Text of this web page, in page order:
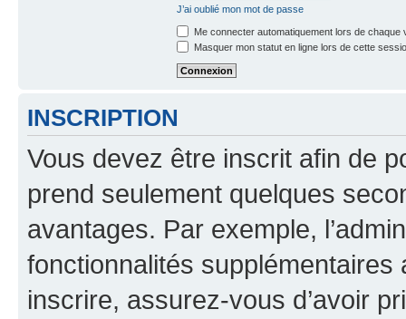
J’ai oublié mon mot de passe
Me connecter automatiquement lors de chaque
Masquer mon statut en ligne lors de cette
INSCRIPTION
Vous devez être inscrit afin de
prend seulement quelques
avantages. Par exemple,
fonctionnalités
inscrire, assurez-vous d’avoir